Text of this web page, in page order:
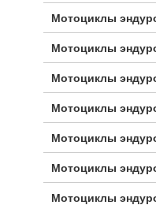
Мотоциклы
Мотоциклы
Мотоциклы
Мотоциклы
Мотоциклы
Мотоциклы
Мотоциклы